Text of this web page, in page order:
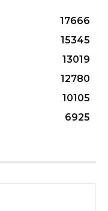
17666
15345
13019
12780
10105
6925